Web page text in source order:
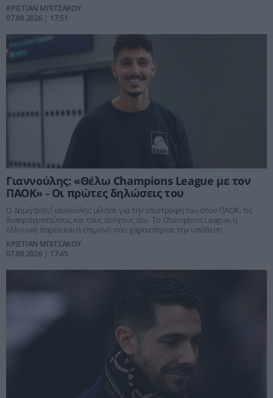
ΚΡΙΣΤΙΑΝ ΜΠΙΤΣΑΚΟΥ
07.08.2026 | 17:51
Γιαννούλης: «Θέλω Champions League με τον
ΠΑΟΚ» - Οι πρώτες δηλώσεις του
Ο Δημήτρης Γιαννούλης μίλησε για την επιστροφή του στον ΠΑΟΚ, τις
διαπραγματεύσεις και τους στόχους του. Το Champions League, η
ελληνική παρέα και η επιμονή που χαρακτήρισε την υπόθεση.
ΚΡΙΣΤΙΑΝ ΜΠΙΤΣΑΚΟΥ
07.08.2026 | 17:45